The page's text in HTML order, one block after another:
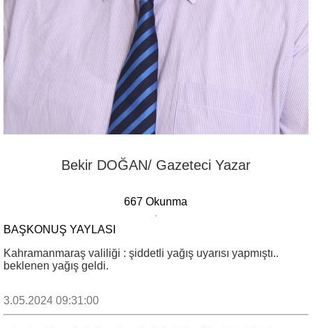
Bekir DOĞAN/ Gazeteci Yazar
667 Okunma
BAŞKONUŞ YAYLASI
Kahramanmaraş valiliği : şiddetli yağış uyarısı yapmıştı..
beklenen yağış geldi.
3.05.2024 09:31:00